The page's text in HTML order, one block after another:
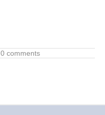
0 comments